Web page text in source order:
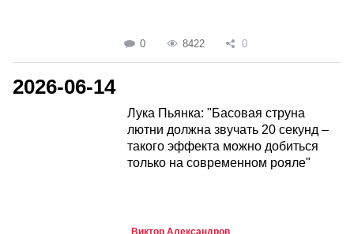
0 8422 0
2026-06-14
Лука Пьянка: "Басовая струна
лютни должна звучать 20 секунд –
такого эффекта можно добиться
только на современном рояле"